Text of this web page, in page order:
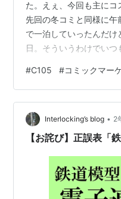
た。えぇ、今回も主にコ
先回の冬コミと同様に
で一泊していったんだ
日。そういうわけでいつ
されました。東側上写真
(ビッグサイトのアレの
前にサークル参加の相
たので、今回は東からの
ら来るの早かったかな
#C105 #コミックマー
Interlocking’s blog • 2
【お詫び】正誤表「